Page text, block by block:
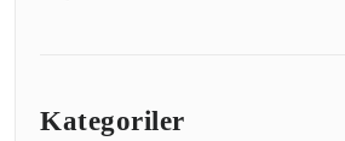
Kategoriler